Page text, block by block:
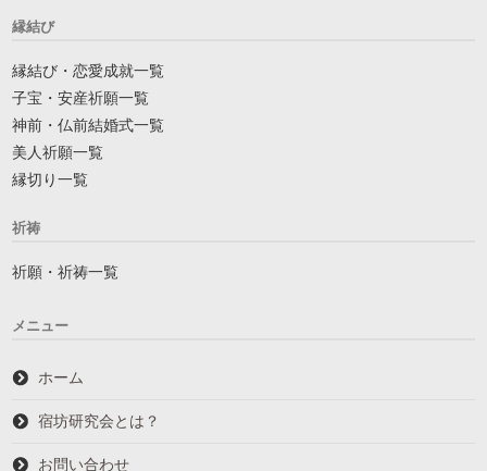
縁結び
縁結び・恋愛成就一覧
子宝・安産祈願一覧
神前・仏前結婚式一覧
美人祈願一覧
縁切り一覧
祈祷
祈願・祈祷一覧
メニュー
ホーム
宿坊研究会とは？
お問い合わせ